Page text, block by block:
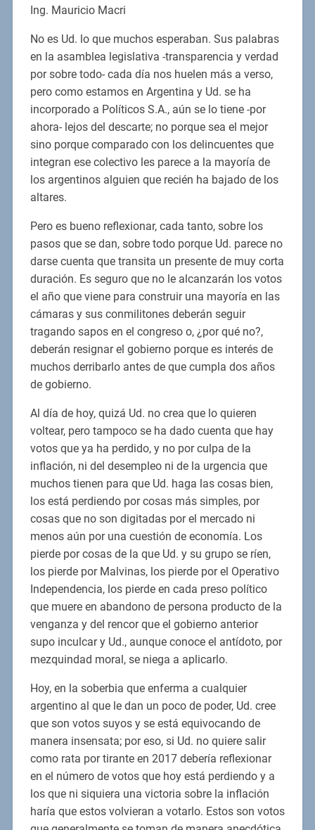
Ing. Mauricio Macri
No es Ud. lo que muchos esperaban. Sus palabras
en la asamblea legislativa -transparencia y verdad
por sobre todo- cada día nos huelen más a verso,
pero como estamos en Argentina y Ud. se ha
incorporado a Políticos S.A., aún se lo tiene -por
ahora- lejos del descarte; no porque sea el mejor
sino porque comparado con los delincuentes que
integran ese colectivo les parece a la mayoría de
los argentinos alguien que recién ha bajado de los
altares.
Pero es bueno reflexionar, cada tanto, sobre los
pasos que se dan, sobre todo porque Ud. parece no
darse cuenta que transita un presente de muy corta
duración. Es seguro que no le alcanzarán los votos
el año que viene para construir una mayoría en las
cámaras y sus conmilitones deberán seguir
tragando sapos en el congreso o, ¿por qué no?,
deberán resignar el gobierno porque es interés de
muchos derribarlo antes de que cumpla dos años
de gobierno.
Al día de hoy, quizá Ud. no crea que lo quieren
voltear, pero tampoco se ha dado cuenta que hay
votos que ya ha perdido, y no por culpa de la
inflación, ni del desempleo ni de la urgencia que
muchos tienen para que Ud. haga las cosas bien,
los está perdiendo por cosas más simples, por
cosas que no son digitadas por el mercado ni
menos aún por una cuestión de economía. Los
pierde por cosas de la que Ud. y su grupo se ríen,
los pierde por Malvinas, los pierde por el Operativo
Independencia, los pierde en cada preso político
que muere en abandono de persona producto de la
venganza y del rencor que el gobierno anterior
supo inculcar y Ud., aunque conoce el antídoto, por
mezquindad moral, se niega a aplicarlo.
Hoy, en la soberbia que enferma a cualquier
argentino al que le dan un poco de poder, Ud. cree
que son votos suyos y se está equivocando de
manera insensata; por eso, si Ud. no quiere salir
como rata por tirante en 2017 debería reflexionar
en el número de votos que hoy está perdiendo y a
los que ni siquiera una victoria sobre la inflación
haría que estos volvieran a votarlo. Estos son votos